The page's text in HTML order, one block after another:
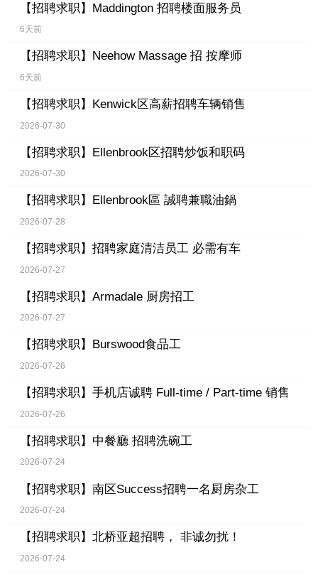
【招聘求职】 Maddington 招聘楼面服务员
6天前
【招聘求职】 Neehow Massage 招 按摩师
6天前
【招聘求职】 Kenwick区高薪招聘车辆销售
2026-07-30
【招聘求职】 Ellenbrook区招聘炒饭和职码
2026-07-30
【招聘求职】 Ellenbrook區 誠聘兼職油鍋
2026-07-28
【招聘求职】 招聘家庭清洁员工 必需有车
2026-07-27
【招聘求职】 Armadale 厨房招工
2026-07-27
【招聘求职】 Burswood食品工
2026-07-26
【招聘求职】 手机店诚聘 Full-time / Part-time 销售
2026-07-26
【招聘求职】 中餐廳 招聘洗碗工
2026-07-24
【招聘求职】 南区Success招聘一名厨房杂工
2026-07-24
【招聘求职】 北桥亚超招聘， 非诚勿扰！
2026-07-24